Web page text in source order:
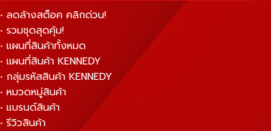
• ลดล้างสต็อค คลิกด่วน!
• รวมชุดสุดคุ้ม!
• แผนที่สินค้าทั้งหมด
• แผนที่สินค้า KENNEDY
• กลุ่มรหัสสินค้า KENNEDY
• หมวดหมู่สินค้า
• แบรนด์สินค้า
• รีวิวสินค้า